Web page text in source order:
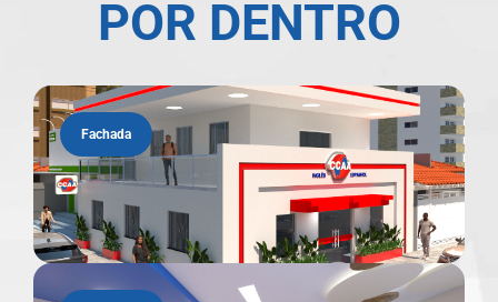
POR DENTRO
Fachada